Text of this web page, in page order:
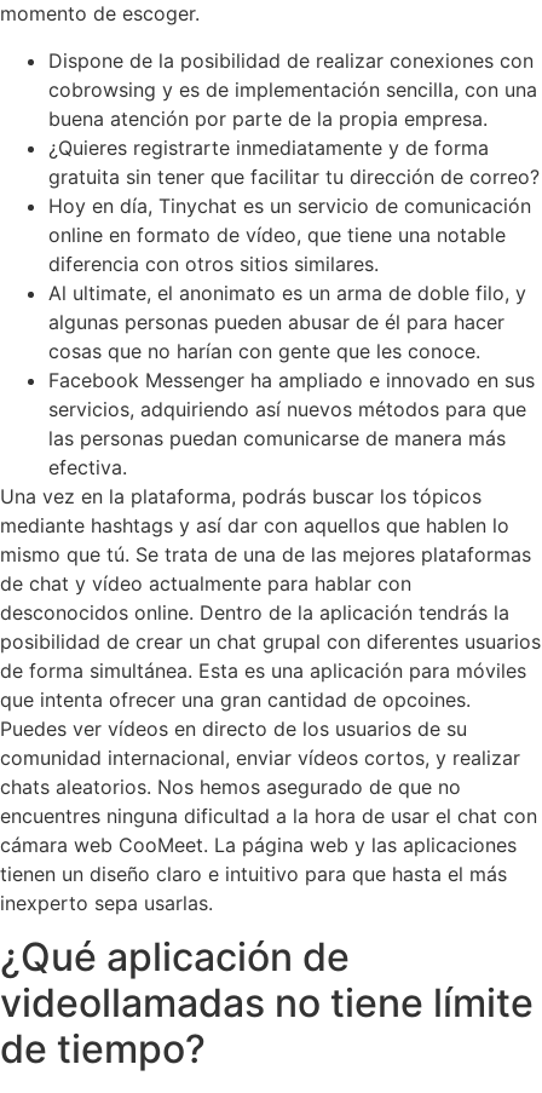
momento de escoger.
Dispone de la posibilidad de realizar conexiones con
cobrowsing y es de implementación sencilla, con una
buena atención por parte de la propia empresa.
¿Quieres registrarte inmediatamente y de forma
gratuita sin tener que facilitar tu dirección de correo?
Hoy en día, Tinychat es un servicio de comunicación
online en formato de vídeo, que tiene una notable
diferencia con otros sitios similares.
Al ultimate, el anonimato es un arma de doble filo, y
algunas personas pueden abusar de él para hacer
cosas que no harían con gente que les conoce.
Facebook Messenger ha ampliado e innovado en sus
servicios, adquiriendo así nuevos métodos para que
las personas puedan comunicarse de manera más
efectiva.
Una vez en la plataforma, podrás buscar los tópicos
mediante hashtags y así dar con aquellos que hablen lo
mismo que tú. Se trata de una de las mejores plataformas
de chat y vídeo actualmente para hablar con
desconocidos online. Dentro de la aplicación tendrás la
posibilidad de crear un chat grupal con diferentes usuarios
de forma simultánea. Esta es una aplicación para móviles
que intenta ofrecer una gran cantidad de opcoines.
Puedes ver vídeos en directo de los usuarios de su
comunidad internacional, enviar vídeos cortos, y realizar
chats aleatorios. Nos hemos asegurado de que no
encuentres ninguna dificultad a la hora de usar el chat con
cámara web CooMeet. La página web y las aplicaciones
tienen un diseño claro e intuitivo para que hasta el más
inexperto sepa usarlas.
¿Qué aplicación de
videollamadas no tiene límite
de tiempo?